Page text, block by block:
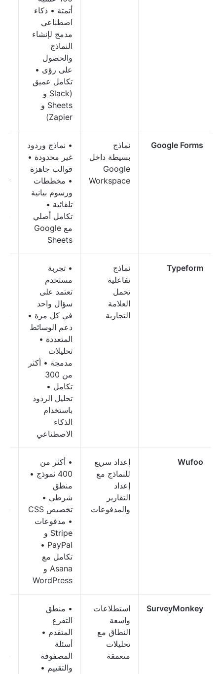
أتمتة • ذكاء
اصطناعي
مدمج لإنشاء
النماذج
والحصول
على رؤى •
تكامل عميق
(Slack و
Sheets و
Zapier)
Google Forms
نماذج
بسيطة داخل
Google
Workspace
• نماذج وردود
غير محدودة •
قوالب جاهزة
• مخططات
ورسوم بيانية
تلقائية •
تكامل أصلي
مع Google
Sheets
Typeform
نماذج
تفاعلية
تحمل
العلامة
التجارية
• تجربة
مستخدم
تعتمد على
سؤال واحد
في كل مرة •
دعم الوسائط
المتعددة •
تحليلات
مدمجة • أكثر
من 300
تكامل •
تحليل الردود
باستخدام
الذكاء
الاصطناعي
Wufoo
إعداد سريع
للنماذج مع
إعداد
التقارير
والمدفوعات
• أكثر من
400 نموذج •
منطق
شرطي •
تخصيص CSS
• مدفوعات
Stripe و
PayPal •
تكامل مع
Asana و
WordPress
SurveyMonkey
استطلاعات
واسعة
النطاق مع
تحليلات
متعمقة
• منطق
التفرع
المتقدم •
أسئلة
المصفوفة
والتقييم •